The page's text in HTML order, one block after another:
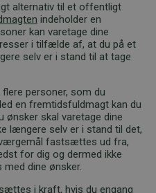
alternativ til et offentligt
indeholder en
kan varetage dine
i tilfælde af, at du på et
selv er i stand til at tage
personer, som du
en fremtidsfuldmagt kan du
ønsker skal varetage dine
længere selv er i stand til det,
fastsættes ud fra,
for dig og dermed ikke
dine ønsker.
i kraft, hvis du engang